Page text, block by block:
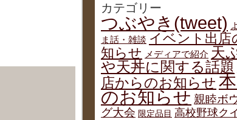
イ
ブ
カテゴリー
つぶやき(tweet)
ま話・雑談 イベント出店
知らせ メディアで紹介 天
や天丼に関する話題
店からのお知らせ
のお知らせ 親睦ボ
グ大会 限定品目 高校野球ク